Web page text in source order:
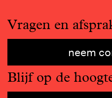
Vragen en
neem
Blijf op de